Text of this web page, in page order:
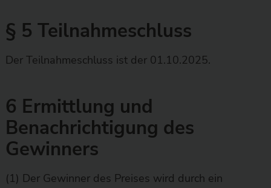
§ 5 Teilnahmeschluss
Der Teilnahmeschluss ist der 01.10.2025.
6 Ermittlung und
Benachrichtigung des
Gewinners
(1) Der Gewinner des Preises wird durch ein